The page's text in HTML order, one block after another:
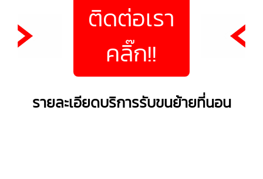
ติดต่อเรา
คลิ๊ก!!
รายละเอียดบริการรับขนย้ายที่นอน